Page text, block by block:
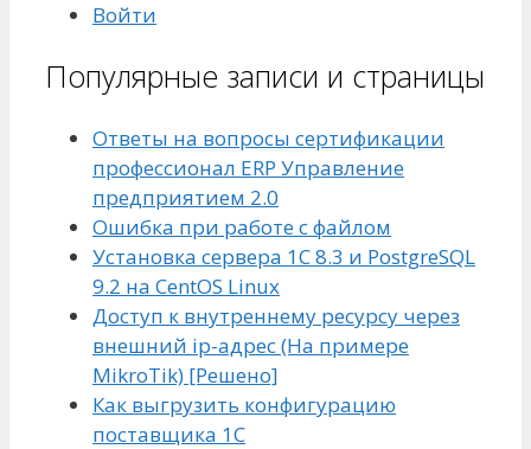
Войти
Популярные записи и страницы
Ответы на вопросы сертификации
профессионал ERP Управление
предприятием 2.0
Ошибка при работе с файлом
Установка сервера 1С 8.3 и PostgreSQL
9.2 на CentOS Linux
Доступ к внутреннему ресурсу через
внешний ip-адрес (На примере
MikroTik) [Решено]
Как выгрузить конфигурацию
поставщика 1С